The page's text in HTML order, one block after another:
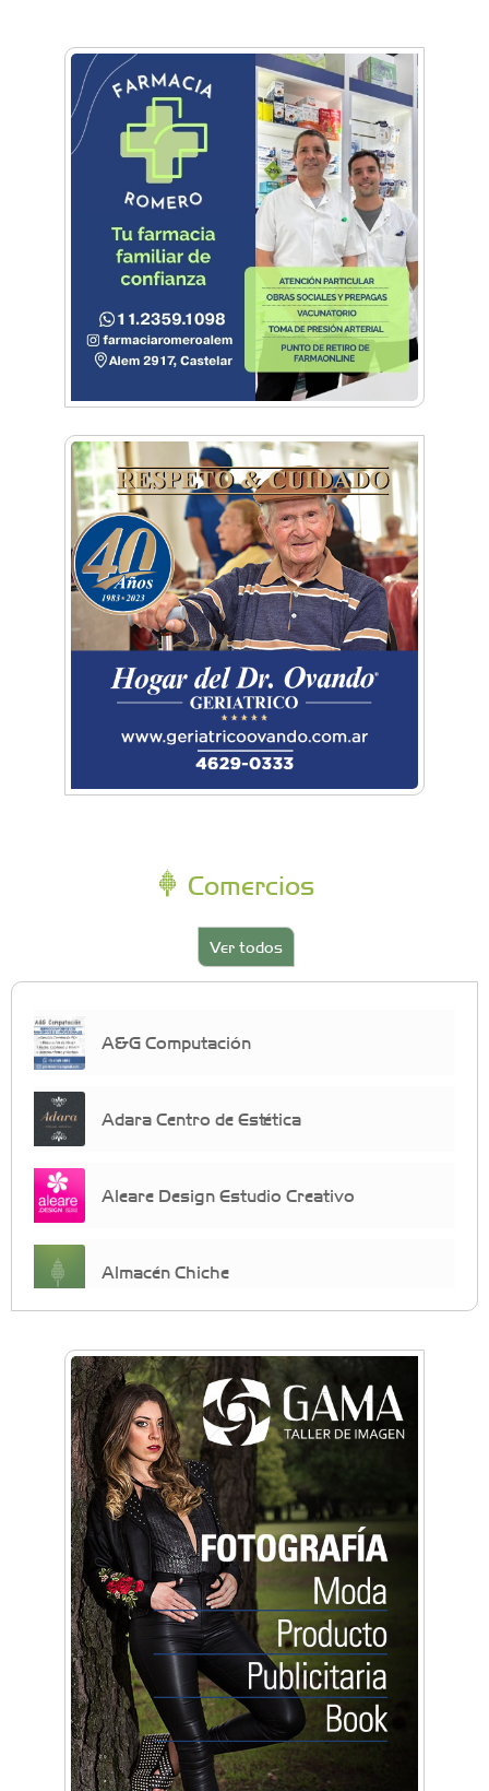
Comercios
Ver todos
A&G Computación
Adara Centro de Estética
Aleare Design Estudio Creativo
Almacén Chiche
crecimiento personal
Arq. Horacio Alejandro Sánchez
Artística ApasionArte
Artística Catalina
Artística Veral
BAIC Ramos Mejía